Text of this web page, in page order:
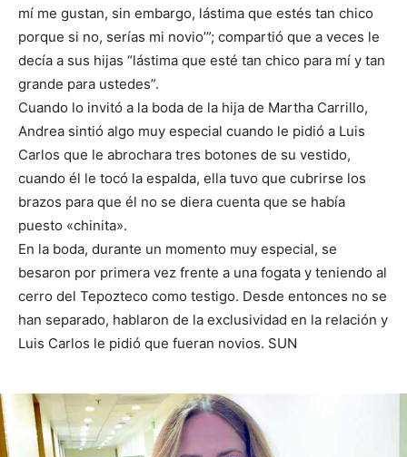
mí me gustan, sin embargo, lástima que estés tan chico
porque si no, serías mi novio’”; compartió que a veces le
decía a sus hijas “lástima que esté tan chico para mí y tan
grande para ustedes”.
Cuando lo invitó a la boda de la hija de Martha Carrillo,
Andrea sintió algo muy especial cuando le pidió a Luis
Carlos que le abrochara tres botones de su vestido,
cuando él le tocó la espalda, ella tuvo que cubrirse los
brazos para que él no se diera cuenta que se había
puesto «chinita».
En la boda, durante un momento muy especial, se
besaron por primera vez frente a una fogata y teniendo al
cerro del Tepozteco como testigo. Desde entonces no se
han separado, hablaron de la exclusividad en la relación y
Luis Carlos le pidió que fueran novios. SUN